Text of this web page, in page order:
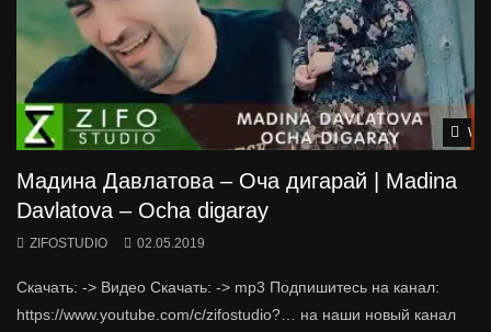
Мадина Давлатова – Оча дигарай | Madina
Davlatova – Ocha digaray
ZIFOSTUDIO 02.05.2019
Скачать: -> Видео Скачать: -> mp3 Подпишитесь на канал:
https://www.youtube.com/c/zifostudio?… на наши новый канал